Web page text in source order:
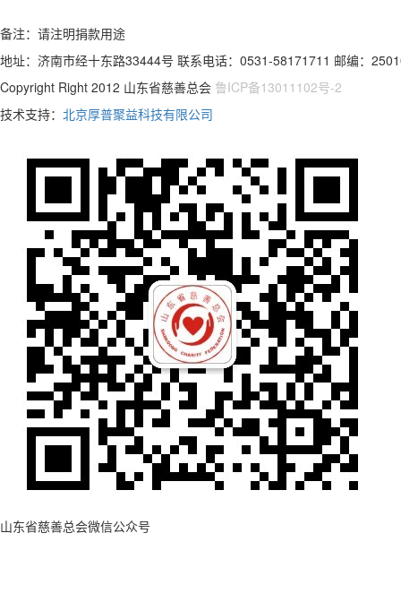
备注：请注明捐款用途
地址：济南市经十东路33444号 联系电话：0531-58171711 邮编：
Copyright Right 2012 山东省慈善总会 鲁ICP备13011102号-2
技术支持： 北京厚普聚益科技有限公司
山东省慈善总会微信公众号